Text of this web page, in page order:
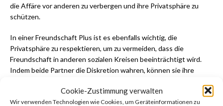
Cookie-Zustimmung verwalten
Wir verwenden Technologien wie Cookies, um Geräteinformationen zu
die Affäre vor anderen zu verbergen und ihre Privatsphäre zu
schützen.
In einer Freundschaft Plus ist es ebenfalls wichtig, die
Privatsphäre zu respektieren, um zu vermeiden, dass die
Freundschaft in anderen sozialen Kreisen beeinträchtigt wird.
Indem beide Partner die Diskretion wahren, können sie ihre
Konflikte oder soziale Unannehmlichkeiten vermeiden.